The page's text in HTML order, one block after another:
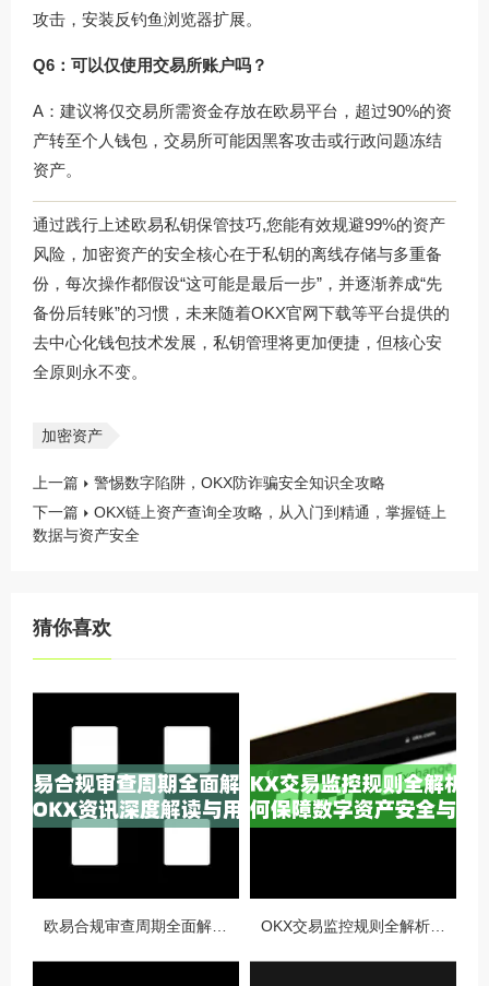
攻击，安装反钓鱼浏览器扩展。
Q6：可以仅使用交易所账户吗？
A：建议将仅交易所需资金存放在欧易平台，超过90%的资
产转至个人钱包，交易所可能因黑客攻击或行政问题冻结
资产。
通过践行上述欧易私钥保管技巧,您能有效规避99%的资产
风险，加密资产的安全核心在于私钥的离线存储与多重备
份，每次操作都假设“这可能是最后一步”，并逐渐养成“先
备份后转账”的习惯，未来随着OKX官网下载等平台提供的
去中心化钱包技术发展，私钥管理将更加便捷，但核心安
全原则永不变。
加密资产
上一篇
警惕数字陷阱，OKX防诈骗安全知识全攻略
下一篇
OKX链上资产查询全攻略，从入门到精通，掌握链上
数据与资产安全
猜你喜欢